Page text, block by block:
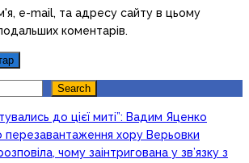
e-mail, та адресу сайту в цьому
коментарів.
Search
до цієї миті”: Вадим Яценко
перезавантаження хору Верьовки
чому заінтригована у зв’язку з